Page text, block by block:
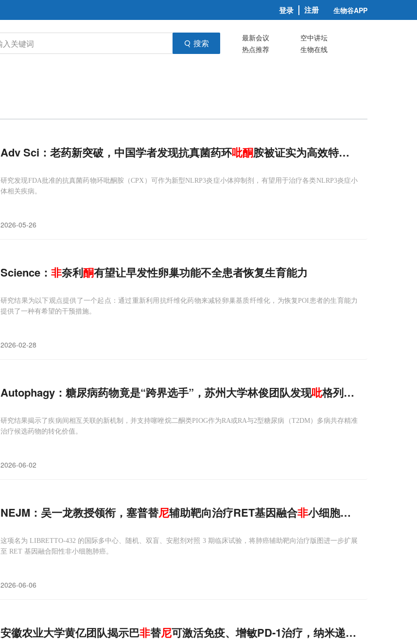
登录 注册 生物谷APP
搜索 最新会议
空中讲坛
热点推荐
生物在线
Adv Sci：老药新突破，中国学者发现抗真菌药环吡酮胺被证实为高效特异性NLRP3抑
研究发现FDA批准的抗真菌药物环吡酮胺（CPX）可作为新型NLRP3炎症小体抑制剂，有望用于治疗各类NLRP3炎症小
体相关疾病。
2026-05-26
Science： 非奈利酮有望让早发性卵巢功能不全患者恢复生育能力
研究结果为以下观点提供了一个起点：通过重新利用抗纤维化药物来减轻卵巢基质纤维化，为恢复POI患者的生育能力
提供了一种有希望的干预措施。
2026-02-28
Autophagy：糖尿病药物竟是“跨界选手”，苏州大学林俊团队发现吡格列酮
研究结果揭示了疾病间相互关联的新机制，并支持噻唑烷二酮类PIOG作为RA或RA与2型糖尿病（T2DM）多病共存精准
治疗候选药物的转化价值。
2026-06-02
NEJM：吴一龙教授领衔，塞普替尼辅助靶向治疗RET基因融合非小细胞肺癌
这项名为 LIBRETTO-432 的国际多中心、随机、双盲、安慰剂对照 3 期临床试验，将肺癌辅助靶向治疗版图进一步扩展
至 RET 基因融合阳性非小细胞肺癌。
2026-06-06
安徽农业大学黄亿团队揭示巴非替尼可激活免疫、增敏PD-1治疗，纳米递送系统助力攻